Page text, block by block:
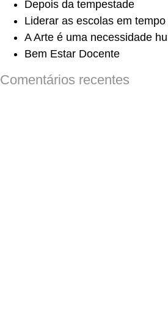
Depois da tempestade
Liderar as escolas em
A Arte é uma necessidade
Bem Estar Docente
Comentários recentes